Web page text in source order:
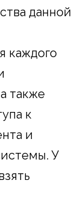
данной
каждого
также
к
и
У